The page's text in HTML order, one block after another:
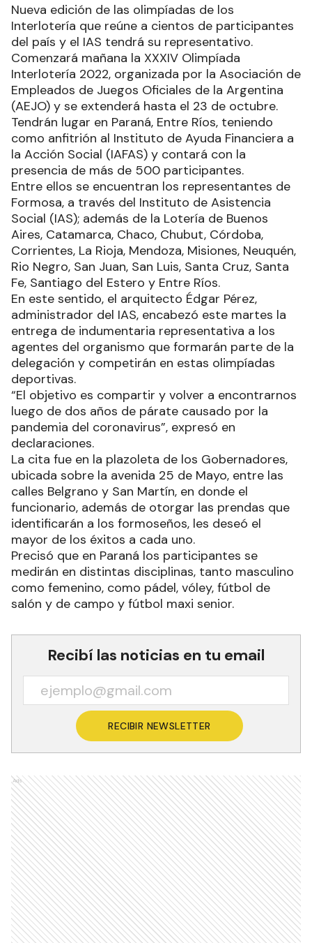
Nueva edición de las olimpíadas de los
Interlotería que reúne a cientos de participantes
del país y el IAS tendrá su representativo.
Comenzará mañana la XXXIV Olimpíada
Interlotería 2022, organizada por la Asociación de
Empleados de Juegos Oficiales de la Argentina
(AEJO) y se extenderá hasta el 23 de octubre.
Tendrán lugar en Paraná, Entre Ríos, teniendo
como anfitrión al Instituto de Ayuda Financiera a
la Acción Social (IAFAS) y contará con la
presencia de más de 500 participantes.
Entre ellos se encuentran los representantes de
Formosa, a través del Instituto de Asistencia
Social (IAS); además de la Lotería de Buenos
Aires, Catamarca, Chaco, Chubut, Córdoba,
Corrientes, La Rioja, Mendoza, Misiones, Neuquén,
Rio Negro, San Juan, San Luis, Santa Cruz, Santa
Fe, Santiago del Estero y Entre Ríos.
En este sentido, el arquitecto Édgar Pérez,
administrador del IAS, encabezó este martes la
entrega de indumentaria representativa a los
agentes del organismo que formarán parte de la
delegación y competirán en estas olimpíadas
deportivas.
“El objetivo es compartir y volver a encontrarnos
luego de dos años de párate causado por la
pandemia del coronavirus”, expresó en
declaraciones.
La cita fue en la plazoleta de los Gobernadores,
ubicada sobre la avenida 25 de Mayo, entre las
calles Belgrano y San Martín, en donde el
funcionario, además de otorgar las prendas que
identificarán a los formoseños, les deseó el
mayor de los éxitos a cada uno.
Precisó que en Paraná los participantes se
medirán en distintas disciplinas, tanto masculino
como femenino, como pádel, vóley, fútbol de
salón y de campo y fútbol maxi senior.
Recibí las noticias en tu email
RECIBIR NEWSLETTER
Ads